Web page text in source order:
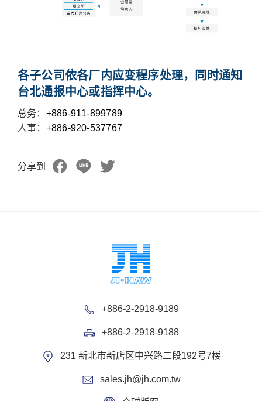
各子公司依各厂内应变程序处理，同时通知
台北通报中心或指挥中心。
总务： +886-911-899789
人事： +886-920-537767
分享到
+886-2-2918-9189
+886-2-2918-9188
231 新北市新店区中兴路二段192号7楼
sales.jh@jh.com.tw